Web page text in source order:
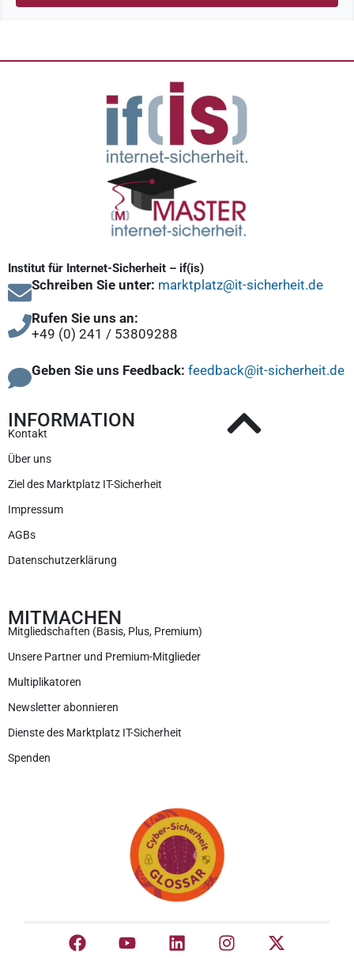
Institut für Internet-Sicherheit – if(is)
Schreiben Sie unter: marktplatz@it-sicherheit.de
Rufen Sie uns an:
+49 (0) 241 / 53809288
Geben Sie uns Feedback: feedback@it-sicherheit.de
INFORMATION
Kontakt
Über uns
Ziel des Marktplatz IT-Sicherheit
Impressum
AGBs
Datenschutzerklärung
MITMACHEN
Mitgliedschaften (Basis, Plus, Premium)
Unsere Partner und Premium-Mitglieder
Multiplikatoren
Newsletter abonnieren
Dienste des Marktplatz IT-Sicherheit
Spenden